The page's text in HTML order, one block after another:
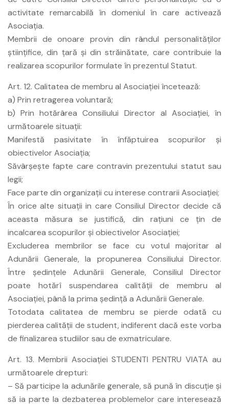
activitate remarcabilă în domeniul în care activează
Asociaţia.
Membrii de onoare provin din rândul personalităţilor
ştiinţifice, din ţară şi din străinătate, care contribuie la
realizarea scopurilor formulate în prezentul Statut.
Art. 12. Calitatea de membru al Asociaţiei încetează:
a) Prin retragerea voluntară;
b) Prin hotărârea Consiliului Director al Asociaţiei, în
următoarele situaţii:
Manifestă pasivitate în înfăptuirea scopurilor şi
obiectivelor Asociaţia;
Săvârşeşte fapte care contravin prezentului statut sau
legii;
Face parte din organizaţii cu interese contrarii Asociaţiei;
În orice alte situaţii in care Consiliul Director decide că
aceasta măsura se justifică, din raţiuni ce ţin de
incalcarea scopurilor şi obiectivelor Asociaţiei;
Excluderea membrilor se face cu votul majoritar al
Adunării Generale, la propunerea Consiliului Director.
Între şedinţele Adunării Generale, Consiliul Director
poate hotărî suspendarea calităţii de membru al
Asociaţiei, până la prima şedinţă a Adunării Generale.
Totodata calitatea de membru se pierde odată cu
pierderea calităţii de student, indiferent dacă este vorba
de finalizarea studiilor sau de exmatriculare.
Art. 13. Membrii Asociaţiei STUDENTI PENTRU VIATA au
următoarele drepturi:
– Să participe la adunările generale, să pună în discuţie şi
să ia parte la dezbaterea problemelor care interesează